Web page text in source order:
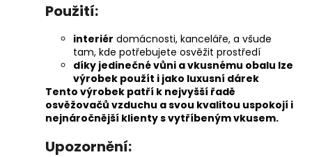
Použití:
interiér domácnosti, kanceláře, a všude
tam, kde potřebujete osvěžit prostředí
díky jedinečné vůni a vkusnému obalu lze
výrobek použít i jako luxusní dárek
Tento výrobek patří k nejvyšší řadě
osvěžovačů vzduchu a svou kvalitou uspokojí i
nejnáročnější klienty s vytříbeným vkusem.
Upozornění: